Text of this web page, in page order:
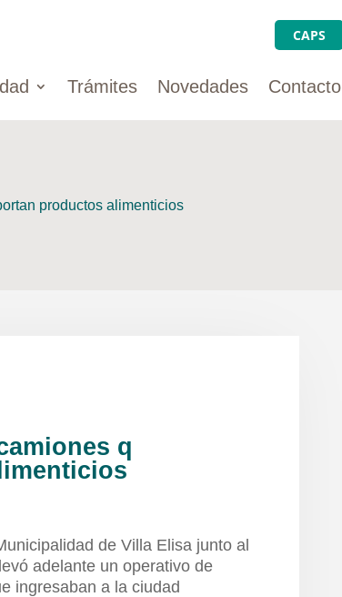
CAPS
Trámites Novedades Contacto
productos alimenticios
q
de Villa Elisa junto al
adelante un operativo de
ingresaban a la ciudad